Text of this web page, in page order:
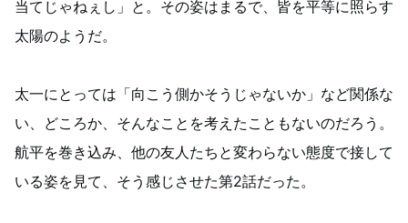
当てじゃねぇし」と。その姿はまるで、皆を平等に照らす
太陽のようだ。
太一にとっては「向こう側かそうじゃないか」など関係な
い、どころか、そんなことを考えたこともないのだろう。
航平を巻き込み、他の友人たちと変わらない態度で接して
いる姿を見て、そう感じさせた第2話だった。